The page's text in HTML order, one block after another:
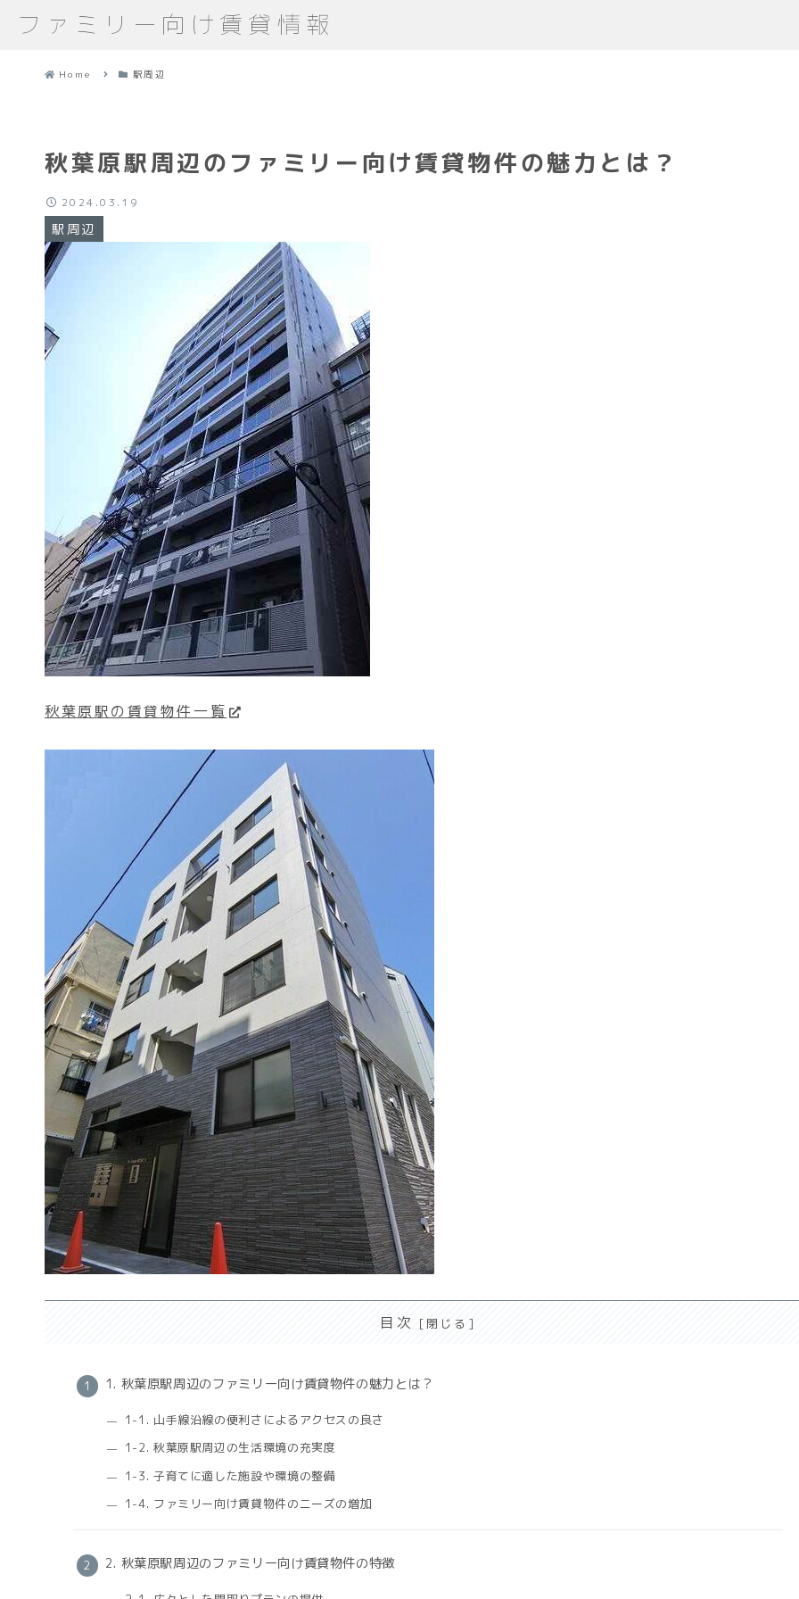
ファミリー向け賃貸情報
Home 駅周辺
秋葉原駅周辺のファミリー向け賃貸物件の魅力とは？
駅周辺
2024.03.19
秋葉原駅の賃貸物件一覧
目次
1. 秋葉原駅周辺のファミリー向け賃貸物件の魅力とは？
1-1. 山手線沿線の便利さによるアクセスの良さ
1-2. 秋葉原駅周辺の生活環境の充実度
1-3. 子育てに適した施設や環境の整備
1-4. ファミリー向け賃貸物件のニーズの増加
2. 秋葉原駅周辺のファミリー向け賃貸物件の特徴